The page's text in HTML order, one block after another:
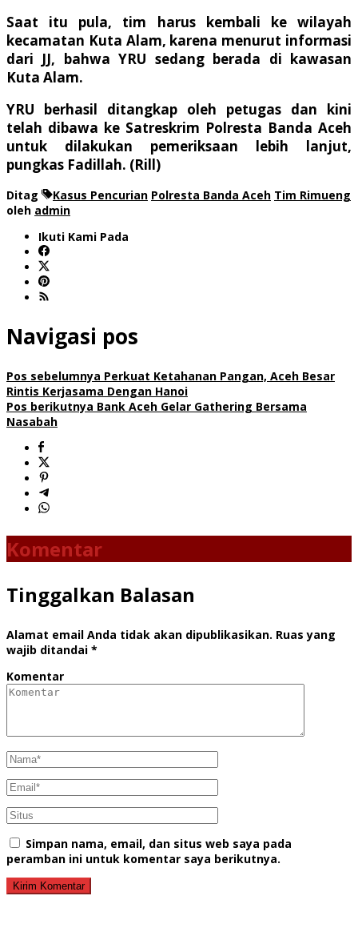
Saat itu pula, tim harus kembali ke wilayah
kecamatan Kuta Alam, karena menurut informasi
dari JJ, bahwa YRU sedang berada di kawasan
Kuta Alam.
YRU berhasil ditangkap oleh petugas dan kini
telah dibawa ke Satreskrim Polresta Banda Aceh
untuk dilakukan pemeriksaan lebih lanjut,
pungkas Fadillah. (Rill)
Ditag Kasus Pencurian Polresta Banda Aceh Tim Rimueng
oleh admin
Ikuti Kami Pada
Navigasi pos
Pos sebelumnya Perkuat Ketahanan Pangan, Aceh Besar
Rintis Kerjasama Dengan Hanoi
Pos berikutnya Bank Aceh Gelar Gathering Bersama
Nasabah
Komentar
Tinggalkan Balasan
Alamat email Anda tidak akan dipublikasikan. Ruas yang
wajib ditandai *
Komentar
Simpan nama, email, dan situs web saya pada
peramban ini untuk komentar saya berikutnya.